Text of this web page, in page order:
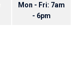
Mon - Fri: 7am
- 6pm